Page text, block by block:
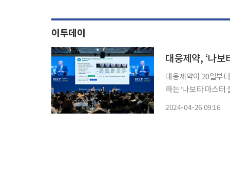
이투데이
대웅제약이 20일부
하는 ‘나보타 마스
2024-04-26 09:16